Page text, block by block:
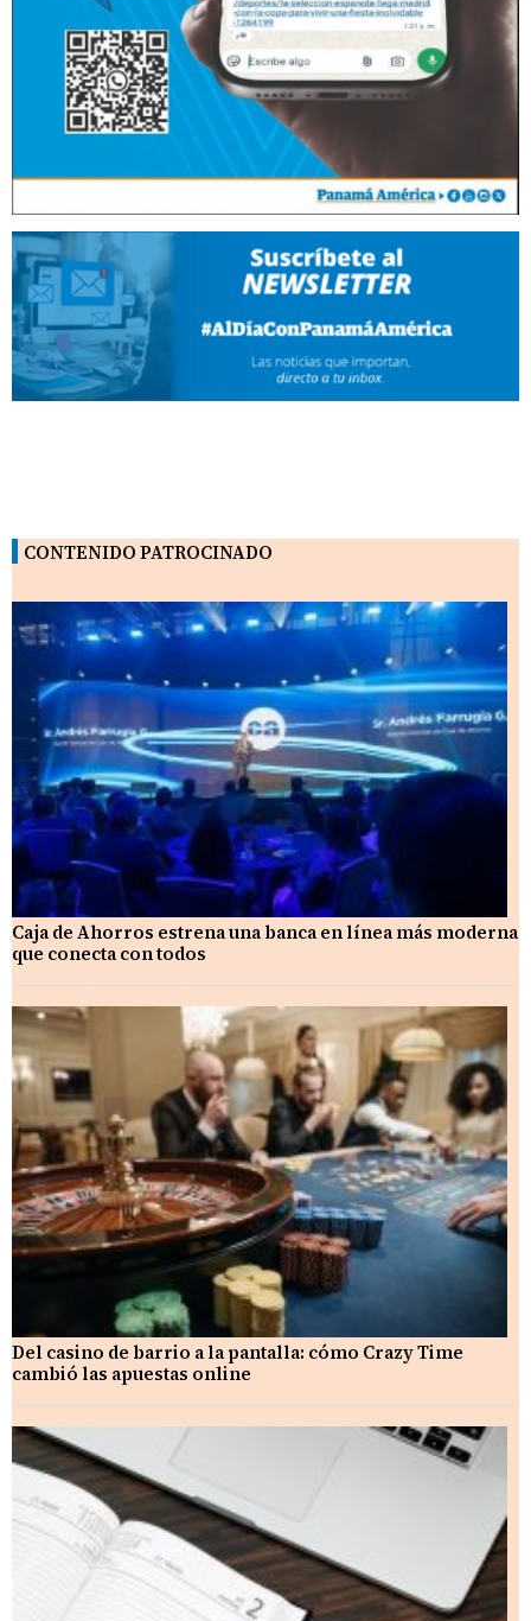
CONTENIDO PATROCINADO
Caja de Ahorros estrena una banca en línea más moderna
que conecta con todos
Del casino de barrio a la pantalla: cómo Crazy Time
cambió las apuestas online